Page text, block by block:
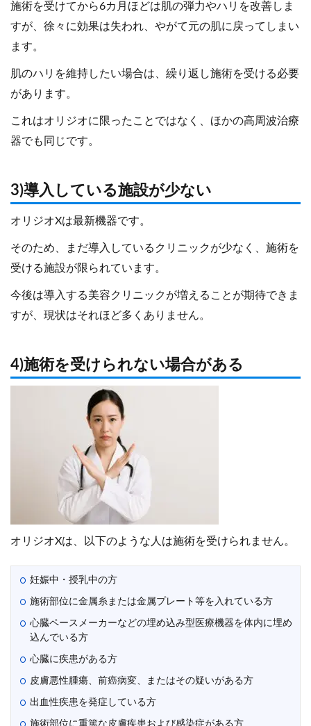
施術を受けてから6カ月ほどは肌の弾力やハリを改善しま
すが、徐々に効果は失われ、やがて元の肌に戻ってしまい
ます。
肌のハリを維持したい場合は、繰り返し施術を受ける必要
があります。
これはオリジオに限ったことではなく、ほかの高周波治療
器でも同じです。
3)導入している施設が少ない
オリジオXは最新機器です。
そのため、まだ導入しているクリニックが少なく、施術を
受ける施設が限られています。
今後は導入する美容クリニックが増えることが期待できま
すが、現状はそれほど多くありません。
4)施術を受けられない場合がある
オリジオXは、以下のような人は施術を受けられません。
妊娠中・授乳中の方
施術部位に金属糸または金属プレート等を入れている方
心臓ペースメーカーなどの埋め込み型医療機器を体内に埋め
込んでいる方
心臓に疾患がある方
皮膚悪性腫瘍、前癌病変、またはその疑いがある方
出血性疾患を発症している方
施術部位に重篤な皮膚疾患および感染症がある方